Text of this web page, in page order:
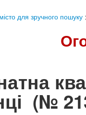
для зручного пошуку
(№